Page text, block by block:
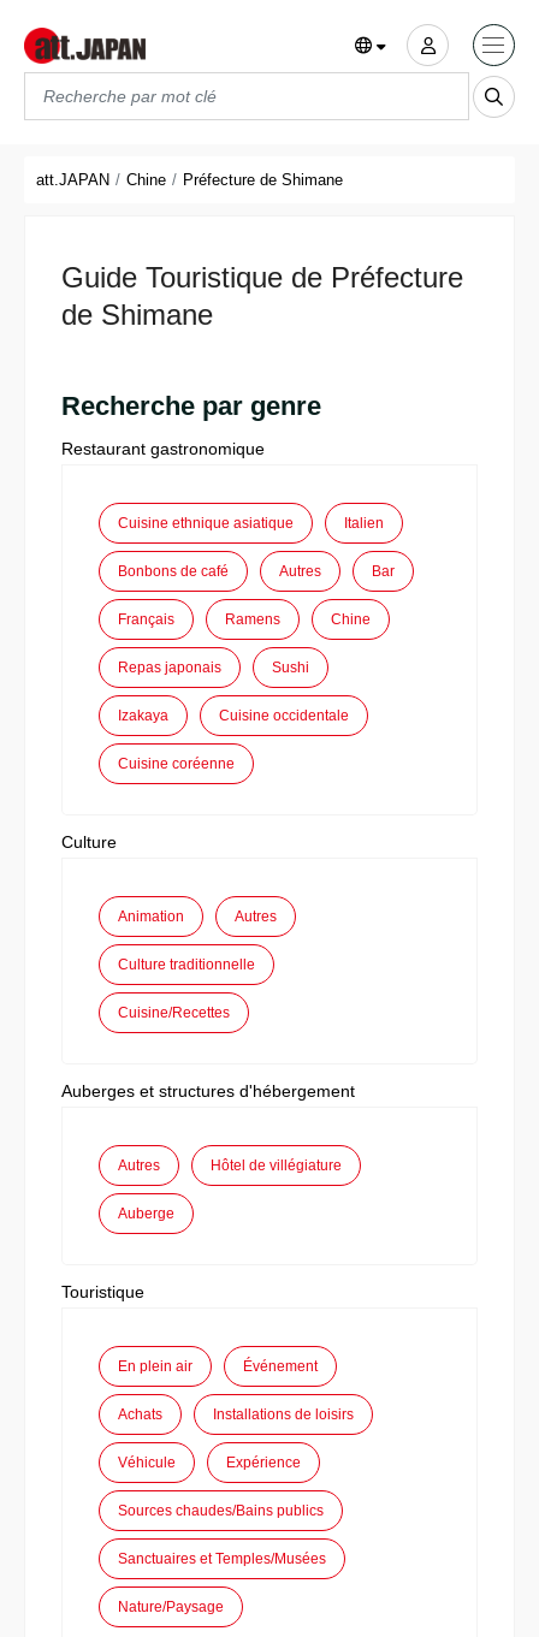
att.JAPAN Chine Préfecture de Shimane
Guide Touristique de Préfecture
de Shimane
Recherche par genre
Restaurant gastronomique
Cuisine ethnique asiatique Italien
Bonbons de café Autres Bar
Français Ramens Chine
Repas japonais Sushi
Izakaya Cuisine occidentale
Cuisine coréenne
Culture
Animation Autres
Culture traditionnelle
Cuisine/Recettes
Auberges et structures d'hébergement
Autres Hôtel de villégiature
Auberge
Touristique
En plein air Événement
Achats Installations de loisirs
Véhicule Expérience
Sources chaudes/Bains publics
Sanctuaires et Temples/Musées
Nature/Paysage